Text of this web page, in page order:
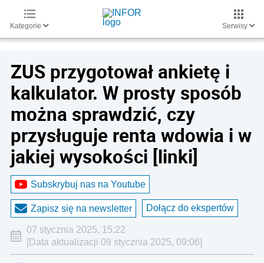
Kategorie Serwisy
ZUS przygotował ankietę i
kalkulator. W prosty sposób
można sprawdzić, czy
przysługuje renta wdowia i w
jakiej wysokości [linki]
Subskrybuj nas na Youtube
Zapisz się na newsletter Dołącz do ekspertów
07 stycznia 2025, 15:22
[Data aktualizacji 09 stycznia 2025, 09:06]